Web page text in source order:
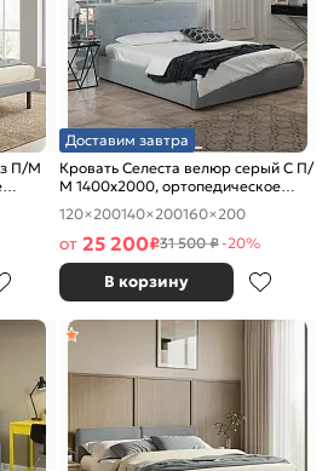
П/М
Доставим завтра
Кровать Селеста велюр серый С П/
М 1400x2000, ортопедическое
основание, изголовье мягкое
120×200140×200160×200
от 25 200₽31 500 ₽-20%
В корзину